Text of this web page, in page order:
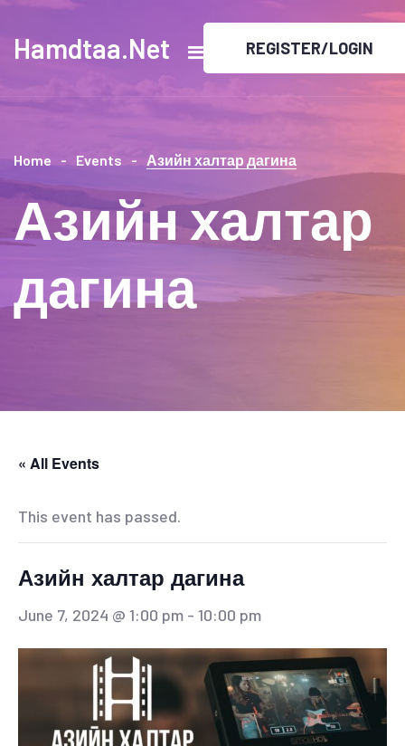
Hamdtaa.Net REGISTER/LOGIN
Home Events Азийн халтар дагина
Азийн халтар
дагина
« All Events
This event has passed.
Азийн халтар дагина
June 7, 2024 @ 1:00 pm - 10:00 pm